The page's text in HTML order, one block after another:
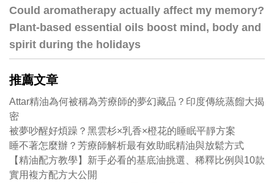
Could aromatherapy actually affect my memory?
Plant-based essential oils boost mind, body and
spirit during the holidays
推薦文章
Attar精油為何被稱為芳療師的夢幻藏品？印度傳統蒸餾大揭
密
被夢吵醒好煩躁？黑雲杉×乳香×橙花的睡眠平靜方案
睡不著怎麼辦？芳療師解析最有效助眠精油與放鬆方式
【精油配方教學】新手必看的基底油挑選、稀釋比例與10款
實用複方配方大公開